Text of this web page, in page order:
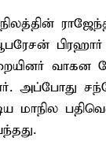
அப்போது
மாநில